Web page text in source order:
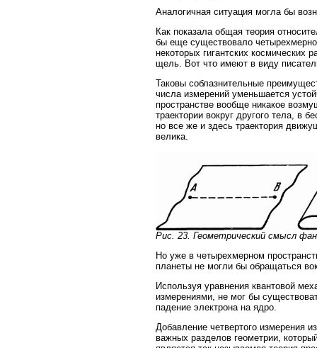
Аналогичная ситуация могла бы
Как показала общая теория
бы еще существовало
некоторых гигантских
щель. Вот что имеют в виду
Таковы соблазнительные
числа измерений уменьшается
пространстве вообще никакое
траектории вокруг другого тела, в
но все же и здесь траектория
велика.
Рис. 23. Геометрический смысл
Но уже в четырехмерном
планеты не могли бы обращаться
Используя уравнения квантовой
измерениями, не мог бы
падение электрона на ядро.
Добавление четвертого измерения
важных разделов геометрии,